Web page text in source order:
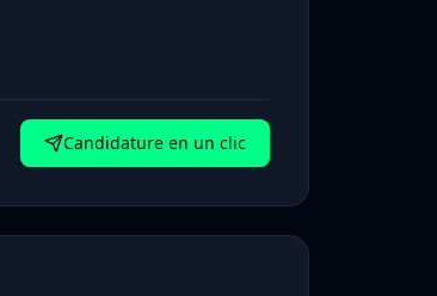
Candidature en un clic